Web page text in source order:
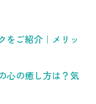
をご紹介｜メリッ
心の癒し方は？気